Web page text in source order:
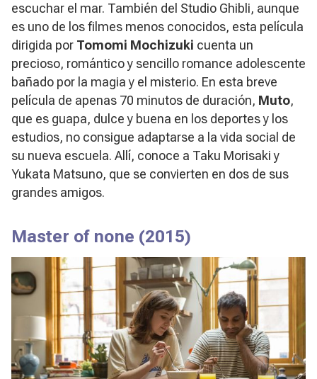
escuchar el mar. También del Studio Ghibli, aunque
es uno de los filmes menos conocidos, esta película
dirigida por Tomomi Mochizuki cuenta un
precioso, romántico y sencillo romance adolescente
bañado por la magia y el misterio. En esta breve
película de apenas 70 minutos de duración, Muto,
que es guapa, dulce y buena en los deportes y los
estudios, no consigue adaptarse a la vida social de
su nueva escuela. Allí, conoce a Taku Morisaki y
Yukata Matsuno, que se convierten en dos de sus
grandes amigos.
Master of none (2015)